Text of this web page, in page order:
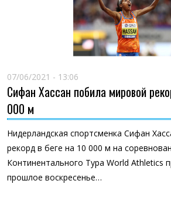
07/06/2021 - 13:06
Сифан Хассан побила мировой
000 м
Нидерландская спортсменка Сифан
рекорд в беге на 10 000 м на
Континентального Тура World Athletics
прошлое воскресенье…